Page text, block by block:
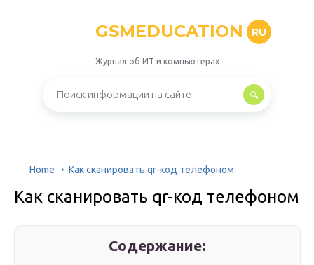
GSMEDUCATION RU
Журнал об ИТ и компьютерах
Home Как сканировать qr-код телефоном
Как сканировать qr-код телефоном
Содержание: